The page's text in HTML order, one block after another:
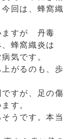
回は、蜂窩織
ますが 丹毒
、蜂窩織炎は
気です。
がるのも、歩
すが、足の傷
す。
うです。本当